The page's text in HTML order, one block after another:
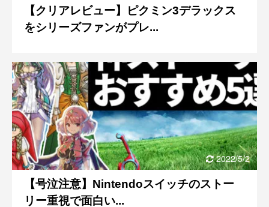
【クリアレビュー】ピクミン3デラックス
をシリーズファンがプレ...
2022/5/2
【号泣注意】Nintendoスイッチのストー
リー重視で面白い...